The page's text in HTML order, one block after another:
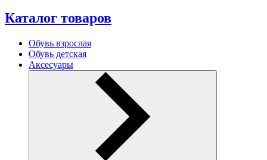
Каталог товаров
Обувь взрослая
Обувь детская
Аксесуары